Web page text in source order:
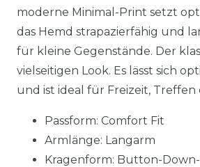
moderne Minimal-Print setzt
das Hemd strapazierfähig und
für kleine Gegenstände. Der
vielseitigen Look. Es lässt sich
und ist ideal für Freizeit, Treffen
Passform: Comfort Fit
Armlänge: Langarm
Kragenform: Button-